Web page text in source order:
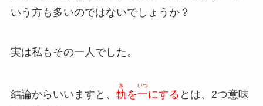
いう方も多いのではないでしょうか？
実は私もその一人でした。
結論からいいますと、 軌
き
を一
いつ
にする とは、2つ意味